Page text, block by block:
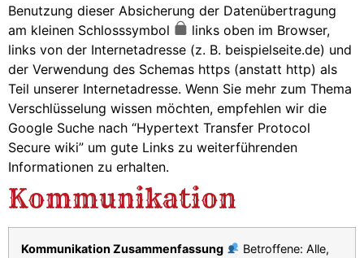
Benutzung dieser Absicherung der Datenübertragung
am kleinen Schlosssymbol
links oben im Browser,
links von der Internetadresse (z. B. beispielseite.de) und
der Verwendung des Schemas https (anstatt http) als
Teil unserer Internetadresse. Wenn Sie mehr zum Thema
Verschlüsselung wissen möchten, empfehlen wir die
Google Suche nach “Hypertext Transfer Protocol
Secure wiki” um gute Links zu weiterführenden
Informationen zu erhalten.
Kommunikation
Kommunikation Zusammenfassung
Betroffene: Alle,